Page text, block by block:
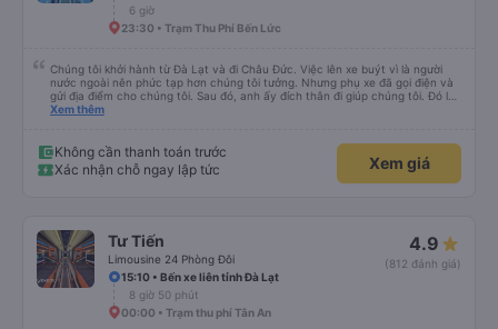
6 giờ
23:30 • Trạm Thu Phí Bến Lức
Chúng tôi khởi hành từ Đà Lạt và đi Châu Đức. Việc lên xe buýt vì là người
nước ngoài nên phức tạp hơn chúng tôi tưởng. Nhưng phụ xe đã gọi điện và
gửi địa điểm cho chúng tôi. Sau đó, anh ấy đích thân đi giúp chúng tôi. Đó là
lần đầu tiên đi xe giường nằm với hai đứa trẻ nhỏ khá thú vị. Chúng tôi không
điểm dừng, họ đánh thức chúng tôi dậy và đảm bảo chúng tôi đã sẵn sàng.
Nhìn chung, đó là một trải nghiệm tốt. Mỗi giường đều có gối và chăn, và đủ
chỗ cho 1 người lớn và 1 trẻ em nằm thoải mái.
Xem thêm
Không cần thanh toán trước
Xác nhận chỗ ngay lập tức
Xem giá
Tư Tiến
Limousine 24 Phòng Đôi
4.9
(812 đánh giá)
15:10 • Bến xe liên tỉnh Đà Lạt
8 giờ 50 phút
00:00 • Trạm thu phí Tân An